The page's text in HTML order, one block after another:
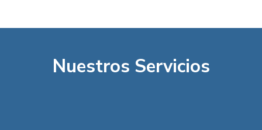
Nuestros Servicios